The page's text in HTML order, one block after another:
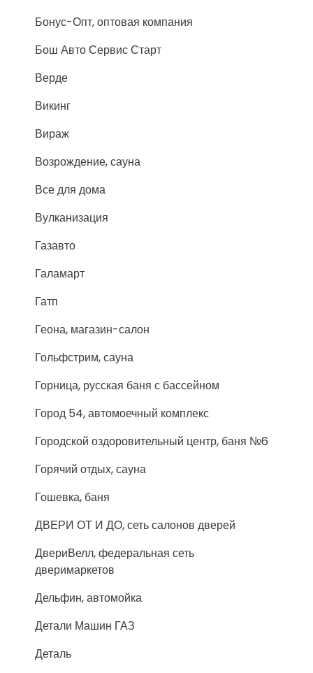
Бонус-Опт, оптовая компания
Бош Авто Сервис Старт
Верде
Викинг
Вираж
Возрождение, сауна
Все для дома
Вулканизация
Газавто
Галамарт
Гатп
Геона, магазин-салон
Гольфстрим, сауна
Горница, русская баня с бассейном
Город 54, автомоечный комплекс
Городской оздоровительный центр, баня №6
Горячий отдых, сауна
Гошевка, баня
ДВЕРИ ОТ И ДО, сеть салонов дверей
ДвериВелл, федеральная сеть
дверимаркетов
Дельфин, автомойка
Детали Машин ГАЗ
Деталь